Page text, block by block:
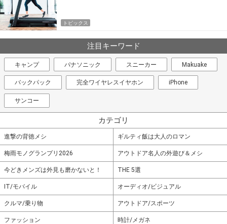
トピックス
注目キーワード
キャンプ パナソニック スニーカー Makuake
バックパック 完全ワイヤレスイヤホン iPhone
サンコー
カテゴリ
進撃の背徳メシ ギルティ飯は大人のロマン
梅雨モノグランプリ2026 アウトドア名人の外遊び＆メシ
今どきメンズは外見も磨かないと！ THE 5選
IT/モバイル オーディオ/ビジュアル
クルマ/乗り物 アウトドア/スポーツ
ファッション 時計/メガネ